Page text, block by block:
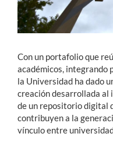
English
Con un portafolio que
académicos, integrando
la Universidad ha dado
creación desarrollada al
de un repositorio digital
contribuyen a la
vínculo entre